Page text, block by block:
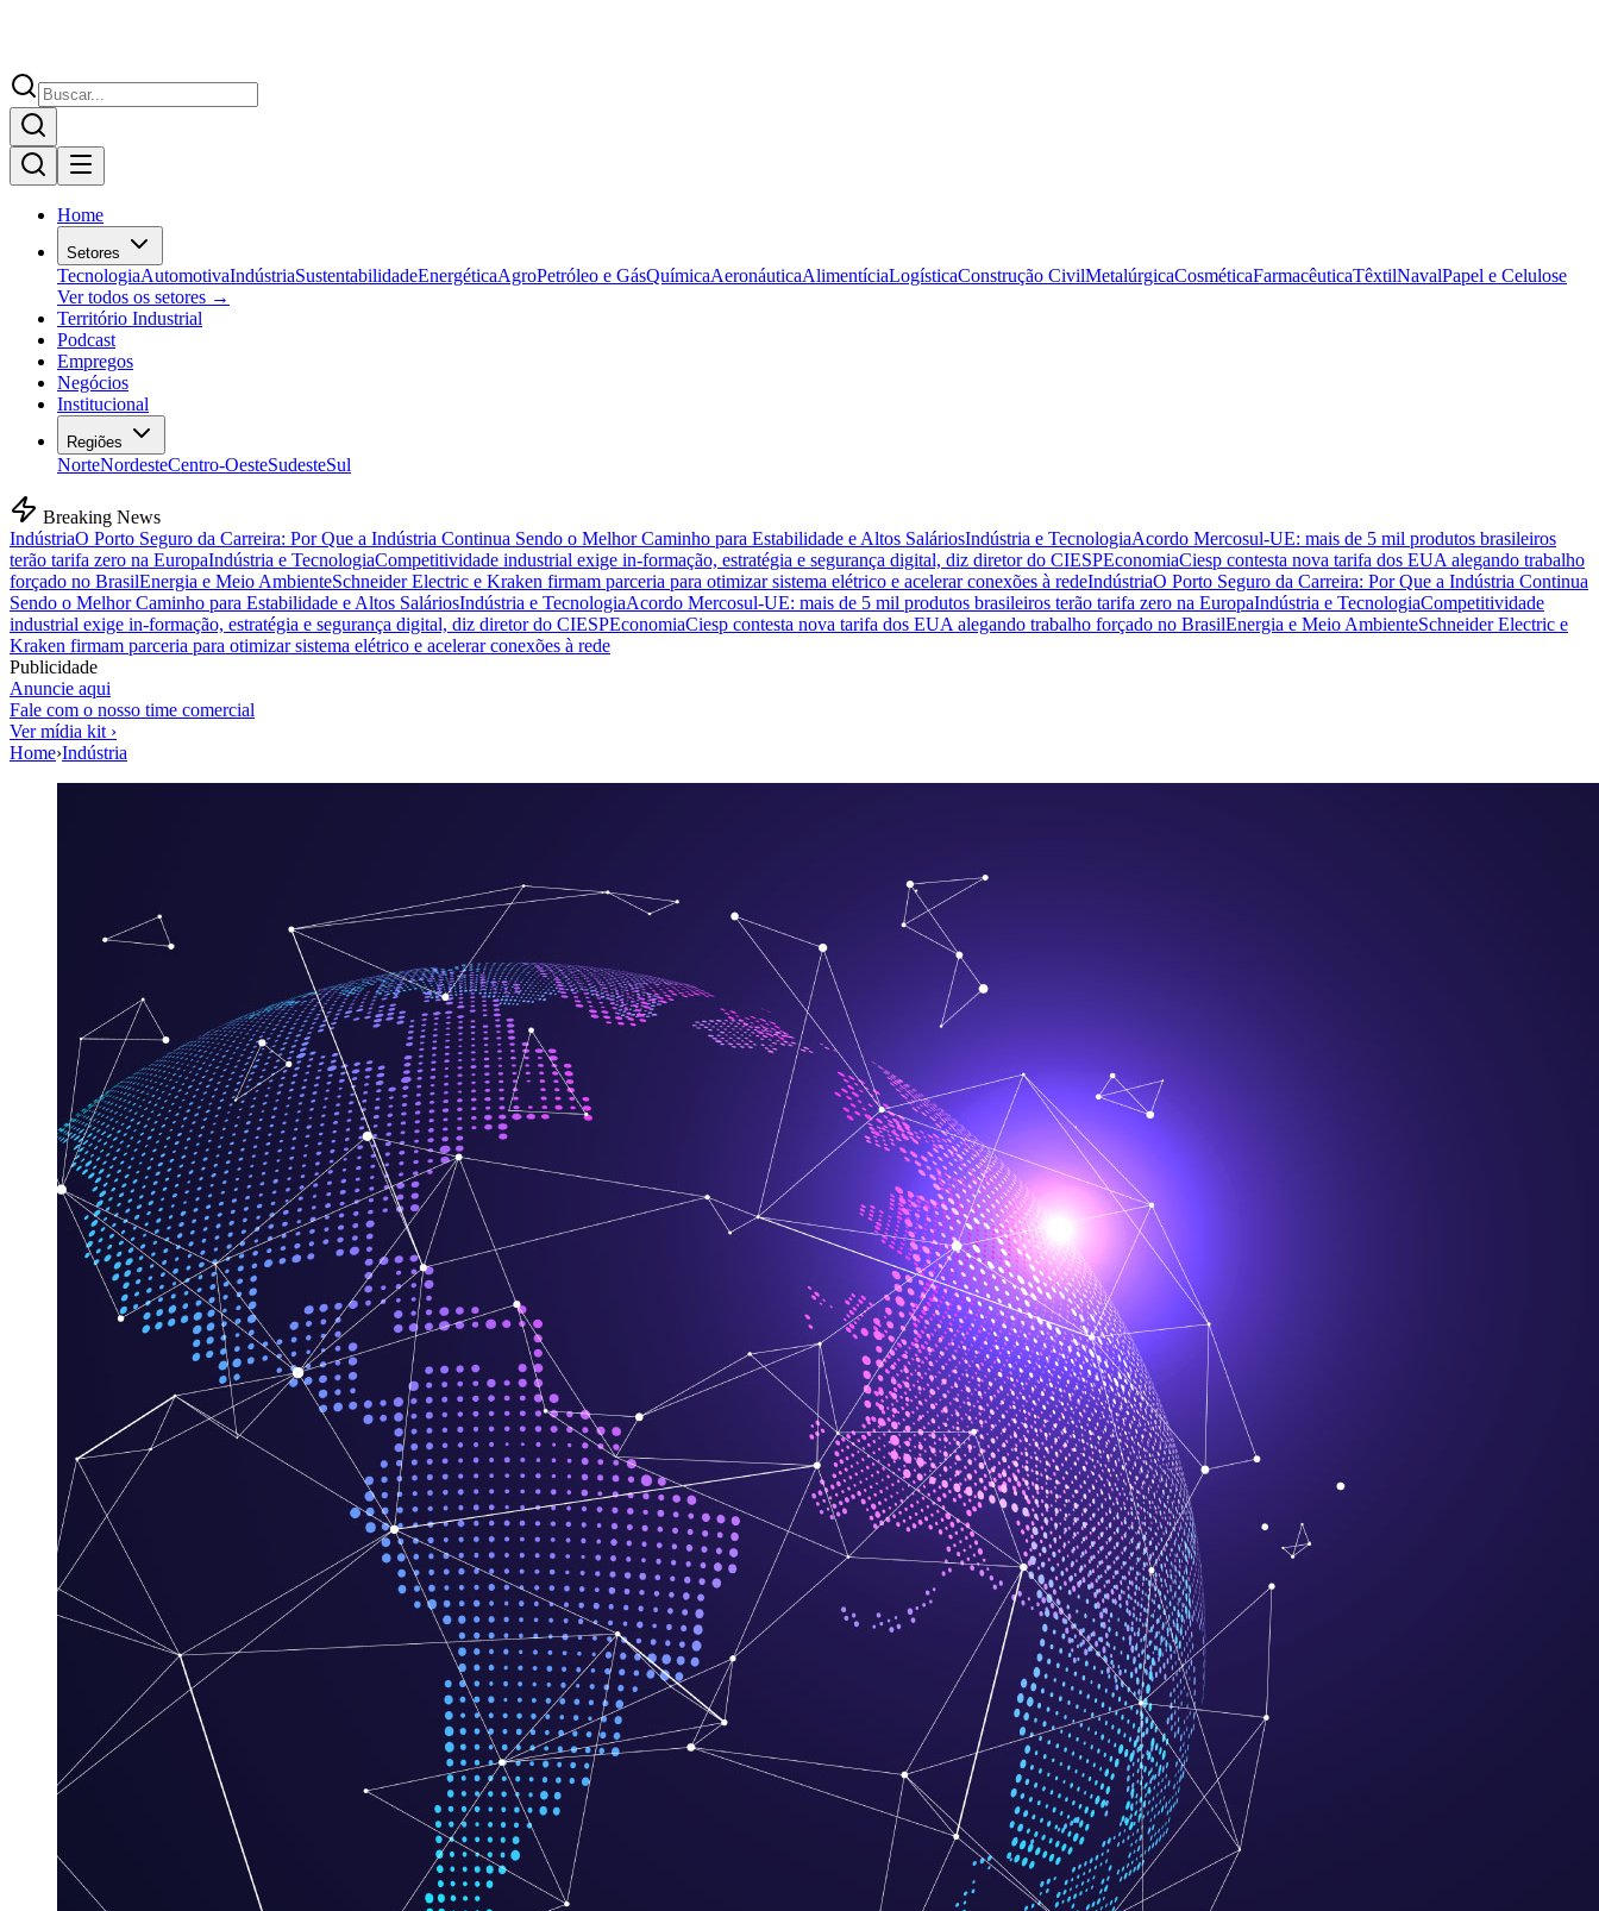
Home
Setores
TecnologiaAutomotivaIndústriaSustentabilidadeEnergéticaAgroPetróleo e GásQuímicaAeronáuticaAlimentíciaLogísticaConstrução CivilMetalúrgicaCosméticaFarmacêuticaTêxtilNavalPapel e Celulose
Ver todos os setores →
Território Industrial
Podcast
Empregos
Negócios
Institucional
Regiões
NorteNordesteCentro-OesteSudesteSul
Breaking News
IndústriaO Porto Seguro da Carreira: Por Que a Indústria Continua Sendo o Melhor Caminho para Estabilidade e Altos SaláriosIndústria e TecnologiaAcordo Mercosul-UE: mais de 5 mil produtos brasileiros
terão tarifa zero na EuropaIndústria e TecnologiaCompetitividade industrial exige in-formação, estratégia e segurança digital, diz diretor do CIESPEconomiaCiesp contesta nova tarifa dos EUA alegando trabalho
forçado no BrasilEnergia e Meio AmbienteSchneider Electric e Kraken firmam parceria para otimizar sistema elétrico e acelerar conexões à redeIndústriaO Porto Seguro da Carreira: Por Que a Indústria Continua
Sendo o Melhor Caminho para Estabilidade e Altos SaláriosIndústria e TecnologiaAcordo Mercosul-UE: mais de 5 mil produtos brasileiros terão tarifa zero na EuropaIndústria e TecnologiaCompetitividade
industrial exige in-formação, estratégia e segurança digital, diz diretor do CIESPEconomiaCiesp contesta nova tarifa dos EUA alegando trabalho forçado no BrasilEnergia e Meio AmbienteSchneider Electric e
Kraken firmam parceria para otimizar sistema elétrico e acelerar conexões à rede
Publicidade
Anuncie aqui
Fale com o nosso time comercial
Ver mídia kit ›
Home›Indústria